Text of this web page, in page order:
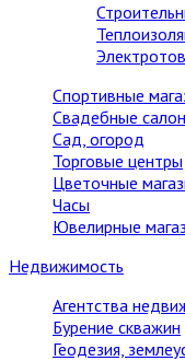
Спортивные
Свадебные
Сад, огород
Торговые центры
Цветочные
Часы
Ювелирные
Недвижимость
Агентства
Бурение скважин
Геодезия,